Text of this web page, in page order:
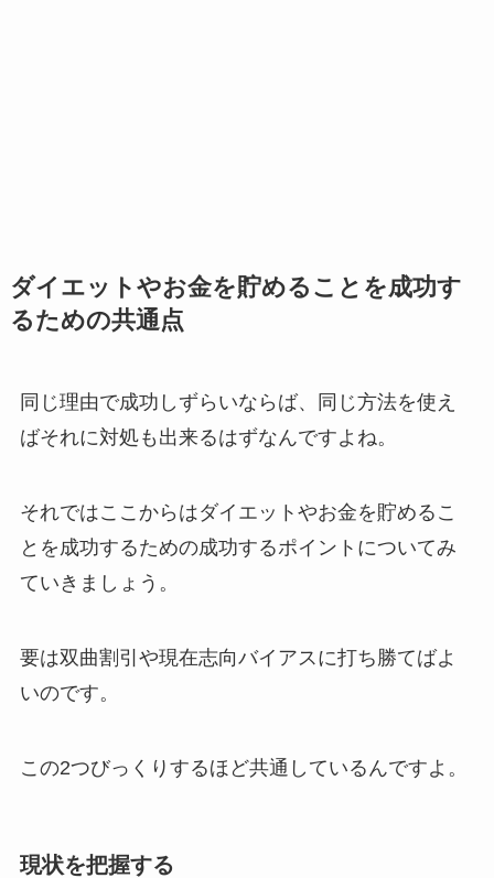
ダイエットやお金を貯めることを成功す
るための共通点
同じ理由で成功しずらいならば、同じ方法を使え
ばそれに対処も出来るはずなんですよね。
それではここからはダイエットやお金を貯めるこ
とを成功するための成功するポイントについてみ
ていきましょう。
要は双曲割引や現在志向バイアスに打ち勝てばよ
いのです。
この2つびっくりするほど共通しているんですよ。
現状を把握する